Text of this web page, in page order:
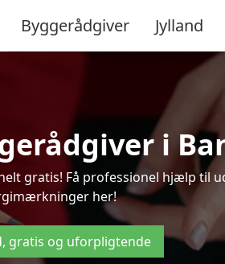
Byggerådgiver Jylland
i
gratis! Få professionel hjælp til
her!
gratis og uforpligtende